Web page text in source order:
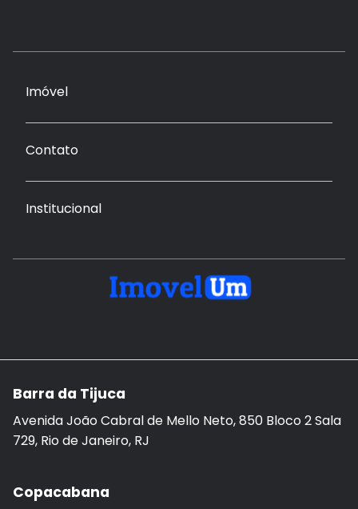
Imóvel
Contato
Institucional
Barra da Tijuca
Avenida João Cabral de Mello Neto, 850 Bloco 2 Sala
729, Rio de Janeiro, RJ
Copacabana